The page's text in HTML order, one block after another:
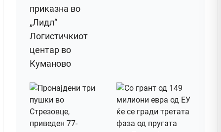
приказна во
„Лидл“
Логистичкиот
центар во
Куманово